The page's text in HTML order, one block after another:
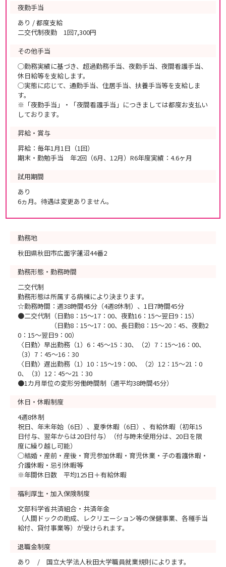
夜勤手当
あり / 都度支給
二交代制夜勤 1回7,300円
その他手当
◯勤務実績に基づき、超過勤務手当、夜勤手当、夜間看護手当、
休日給等を支給します。
◯実態に応じて、通勤手当、住居手当、扶養手当等を支給しま
す。
※「夜勤手当」・「夜間看護手当」につきましては都度お支払い
しております。
昇給・賞与
昇給：毎年1月1日（1回）
期末・勤勉手当 年2回（6月、12月）R6年度実績：4.6ヶ月
試用期間
あり
6ヵ月。待遇は変更ありません。
勤務地
秋田県秋田市広面字蓮沼44番2
勤務形態・勤務時間
二交代制
勤務形態は所属する病棟により決まります。
☆勤務時間：週38時間45分（4週8休制）、1日7時間45分
●二交代制（日勤8：15～17：00、夜勤16：15～翌日9：15）
（日勤8：15～17：00、長日勤8：15～20：45、夜勤2
0：15～翌日9：00）
〈日勤〉早出勤務（1）6：45～15：30、（2）7：15～16：00、
（3）7：45～16：30
〈日勤〉遅出勤務（1）10：15～19：00、（2）12：15～21：0
0、（3）12：45～21：30
●1カ月単位の変形労働時間制（週平均38時間45分）
休日・休暇制度
4週8休制
祝日、年末年始（6日）、夏季休暇（6日）、有給休暇（初年15
日付与、翌年からは20日付与）（付与時未使用分は、20日を限
度に繰り越し可能）
◯結婚・産前・産後・育児参加休暇・育児休業・子の看護休暇・
介護休暇・忌引休暇等
※年間休日数 平均125日＋有給休暇
福利厚生・加入保険制度
文部科学省共済組合・共済年金
（人間ドックの助成、レクリエーション等の保健事業、各種手当
給付、貸付事業等）が受けられます。
退職金制度
あり / 国立大学法人秋田大学職員就業規則によります。